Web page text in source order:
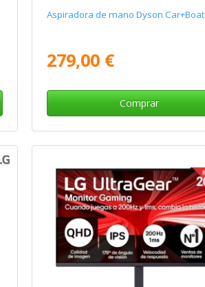
Aspiradora de mano Dyson Car+Boat
279,00 €
Comprar